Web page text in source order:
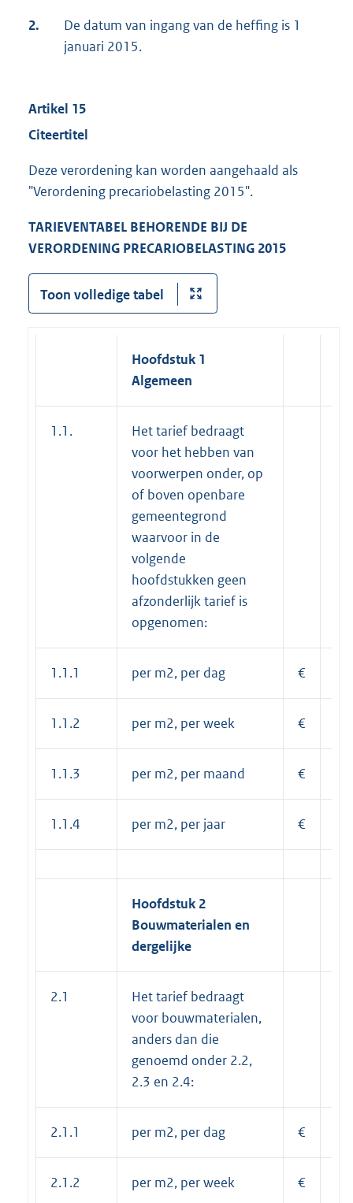
2.
De datum van ingang van de heffing is 1
januari 2015.
Artikel 15
Citeertitel
Deze verordening kan worden aangehaald als
"Verordening precariobelasting 2015".
TARIEVENTABEL BEHORENDE BIJ DE
VERORDENING PRECARIOBELASTING 2015
Toon volledige tabel
Hoofdstuk 1
Algemeen
1.1.
Het tarief bedraagt
voor het hebben van
voorwerpen onder, op
of boven openbare
gemeentegrond
waarvoor in de
volgende
hoofdstukken geen
afzonderlijk tarief is
opgenomen:
1.1.1 per m2, per dag €
1.1.2 per m2, per week €
1.1.3 per m2, per maand €
1.1.4 per m2, per jaar €
Hoofdstuk 2
Bouwmaterialen en
dergelijke
2.1
Het tarief bedraagt
voor bouwmaterialen,
anders dan die
genoemd onder 2.2,
2.3 en 2.4:
2.1.1 per m2, per dag €
2.1.2 per m2, per week €